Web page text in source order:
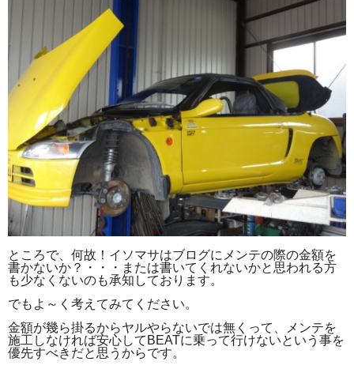
ところで、何故！イソマサはブログにメンテの際の金額を
書かないか？・・・ または書いてくれないかと思われる方
も少なくないのも承知しております。
でもよ～く考えてみてください。
金額が幾ら掛るからヤルやらないでは無くって、メンテを
施工しなければ安心して BEATに乗って行けないという事を
優先すべきだと思うからです。